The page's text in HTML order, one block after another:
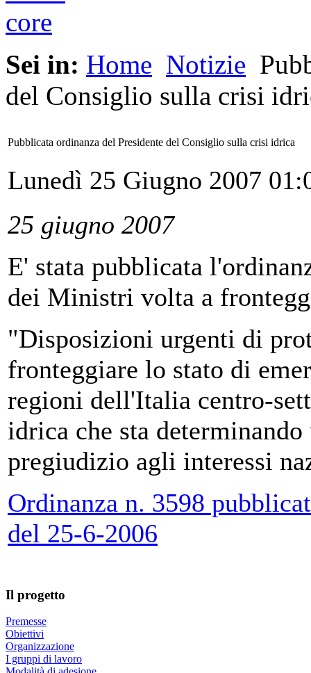
Sei in: Home Notizie
del Consiglio sulla crisi
Pubblicata ordinanza del Presidente del Consiglio sulla crisi idrica
Lunedì 25 Giugno 2007
25 giugno 2007
E' stata pubblicata
dei Ministri volta a
"Disposizioni urgenti di
fronteggiare lo stato di
regioni dell'Italia centro-
idrica che sta
pregiudizio agli interessi
Ordinanza n. 3598
del 25-6-2006
Il progetto
Premesse
Obiettivi
Organizzazione
I gruppi di lavoro